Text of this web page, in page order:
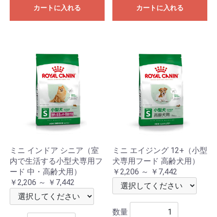
カートに入れる カートに入れる
ミニ インドア シニア（室
内で生活する小型犬専用フ
ード 中・高齢犬用）
￥2,206 ～ ￥7,442
ミニ エイジング 12+（小型
犬専用フード 高齢犬用）
￥2,206 ～ ￥7,442
数量